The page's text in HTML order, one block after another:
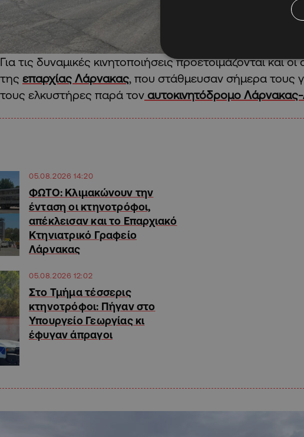
Για τις δυναμικές κινητοποιήσεις προετοιμάζονται και
της επαρχίας Λάρνακας, που στάθμευσαν σήμερα τους
τους ελκυστήρες παρά τον αυτοκινητόδρομο
05.08.2026 14:20
ΦΩΤΟ: Κλιμακώνουν την
ένταση οι κτηνοτρόφοι,
απέκλεισαν και το Επαρχιακό
Κτηνιατρικό Γραφείο
Λάρνακας
05.08.2026 12:02
Στο Τμήμα τέσσερις
κτηνοτρόφοι: Πήγαν στο
Υπουργείο Γεωργίας κι
έφυγαν άπραγοι